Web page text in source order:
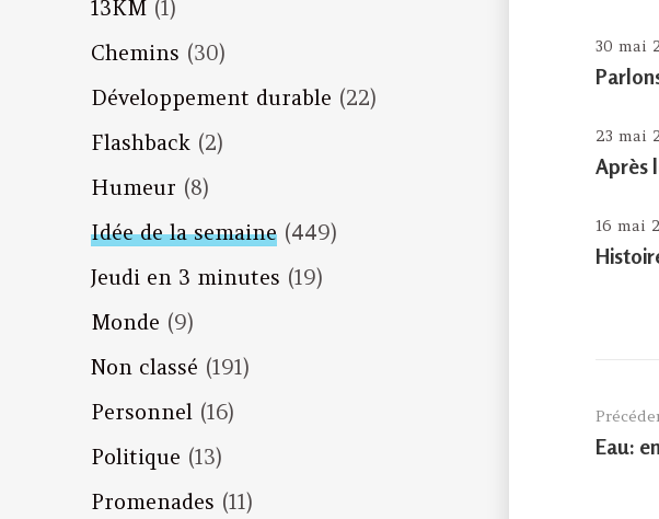
13KM(1)
Chemins (30)
Développement durable (22)
Flashback (2)
Humeur (8)
Idée de la semaine(449)
Jeudi en 3 minutes (19)
Monde (9)
Non classé (191)
Personnel (16)
Politique (13)
Promenades (11)
30 mai
23 mai
Après
16 mai
de
Eau: